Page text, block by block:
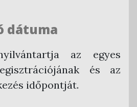
dátuma
az egyes
és az
időpontját.